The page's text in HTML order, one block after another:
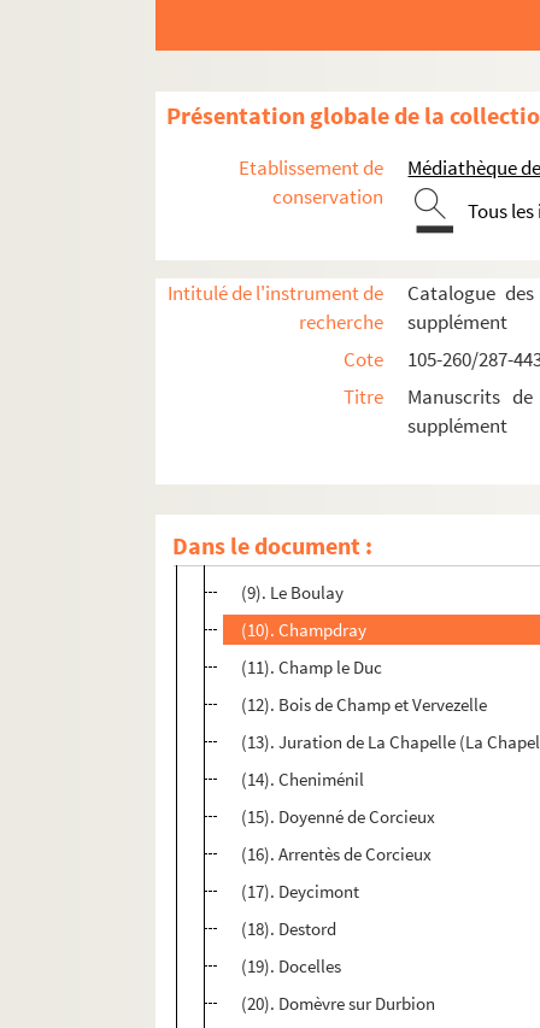
Présentation globale de la
Etablissement de
conservation
Médiathèque
Tous
Intitulé de l'instrument de
recherche
Catalogue
supplément
Cote
105-260/287-
Titre
Manuscrits
supplément
Dans le document :
438. Répertoire des procédures
439. [Michel] : Notions historiques sur la
440. Robert Dodin : Bruyères au triple point
441. Cahiers de doléances pour les Etats
I. Cahier des délibérations du clergé et du
(1). Bruyères
(2). Jussarupt
(3). Barbey-Seroux
(4). Bayecourt
(6). Brouvelieures
(7). Void de Belmont
(8). Biffontaine
(9). Le Boulay
(10). Champdray
(11). Champ le Duc
(12). Bois de Champ et Vervezelle
(13). Juration de La Chapelle (La
(14). Cheniménil
(15). Doyenné de Corcieux
(16). Arrentès de Corcieux
(17). Deycimont
(18). Destord
(19). Docelles
(20). Domèvre sur Durbion